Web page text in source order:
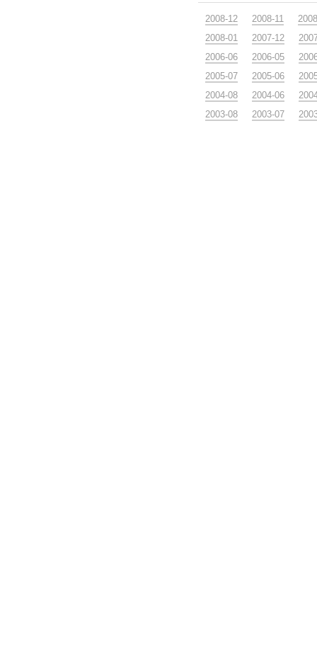
2008-12 2008-11
2008-01
2007-12
2006-06
2006-05
2005-07
2005-06
2004-08
2004-06
2003-08
2003-07